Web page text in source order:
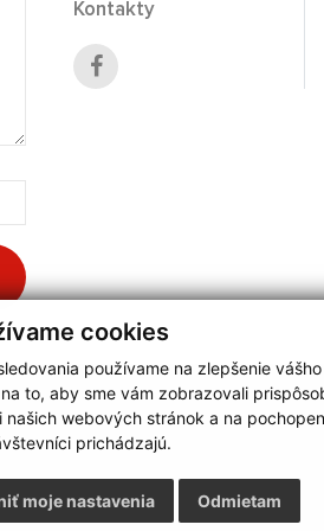
cookies
používame na zlepšenie
to, aby sme vám zobrazovali
webových stránok a na
prichádzajú.
Odmietam
moje nastavenia
Kontakty
|